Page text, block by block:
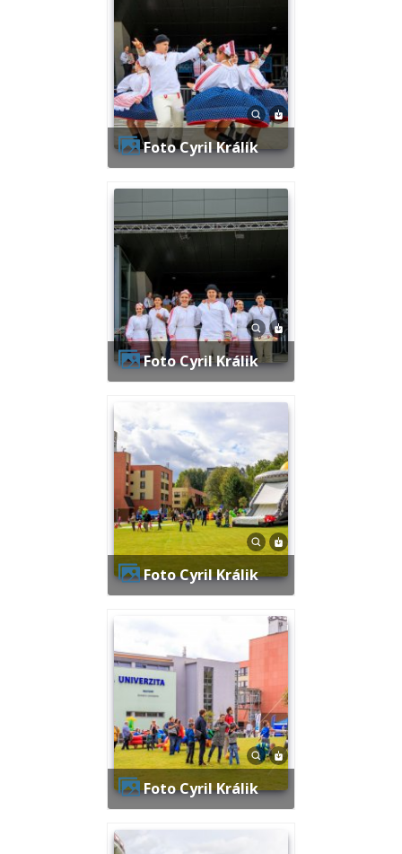
Foto Cyril Králik
Foto Cyril Králik
Foto Cyril Králik
Foto Cyril Králik